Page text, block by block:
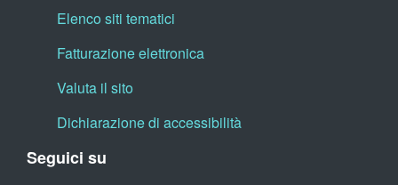
Elenco siti tematici
Fatturazione elettronica
Valuta il sito
Dichiarazione di accessibilità
Seguici su